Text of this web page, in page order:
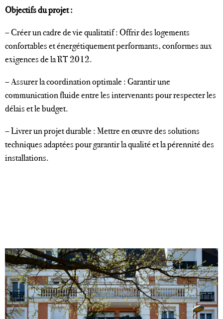
Objectifs du projet :
– Créer un cadre de vie qualitatif : Offrir des logements
confortables et énergétiquement performants, conformes aux
exigences de la RT 2012.
– Assurer la coordination optimale : Garantir une
communication fluide entre les intervenants pour respecter les
délais et le budget.
– Livrer un projet durable : Mettre en œuvre des solutions
techniques adaptées pour garantir la qualité et la pérennité des
installations.